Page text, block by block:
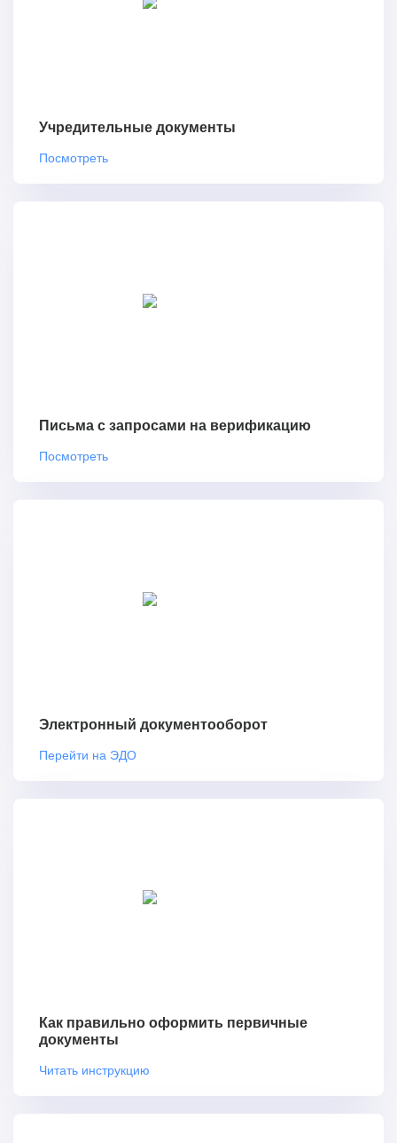
Учредительные документы
Посмотреть
Письма с запросами на верификацию
Посмотреть
Электронный документооборот
Перейти на ЭДО
Как правильно оформить первичные
документы
Читать инструкцию